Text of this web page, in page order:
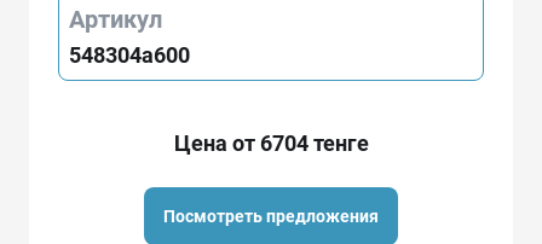
Артикул
548304a600
Цена от 6704 тенге
Посмотреть предложения